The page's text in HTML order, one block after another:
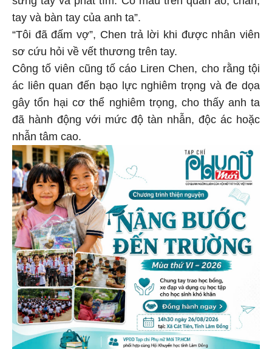
tay và bàn tay của anh ta”.
“Tôi đã đấm vợ”, Chen trả lời khi được nhân viên
sơ cứu hỏi về vết thương trên tay.
Công tố viên cũng tố cáo Liren Chen, cho rằng tội
ác liên quan đến bạo lực nghiêm trọng và đe dọa
gây tổn hại cơ thể nghiêm trọng, cho thấy anh ta
đã hành động với mức độ tàn nhẫn, độc ác hoặc
nhẫn tâm cao.